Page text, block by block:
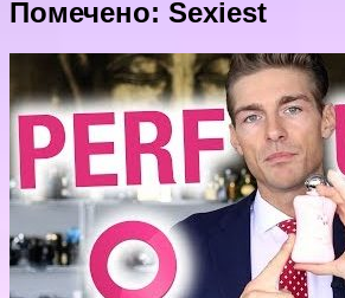
Помечено: Sexiest